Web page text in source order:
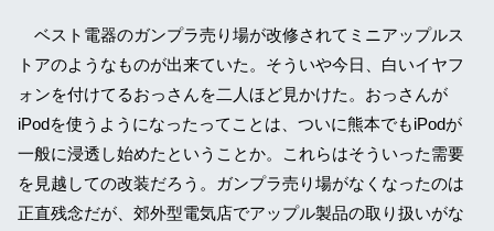
ベスト電器のガンプラ売り場が改修されてミニアップルス
トアのようなものが出来ていた。そういや今日、白いイヤフ
ォンを付けてるおっさんを二人ほど見かけた。おっさんが
iPodを使うようになったってことは、ついに熊本でもiPodが
一般に浸透し始めたということか。これらはそういった需要
を見越しての改装だろう。ガンプラ売り場がなくなったのは
正直残念だが、郊外型電気店でアップル製品の取り扱いがな